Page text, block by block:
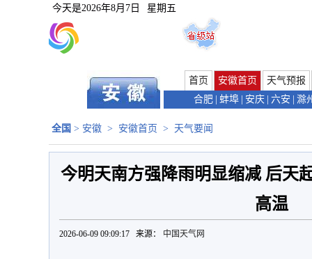
今天是2026年8月7日 星期五
首页 安徽首页
天气预报
合肥 蚌埠 安庆 六安 滁
全国 > 安徽 > 安徽首页 > 天气要闻
今明天南方强降雨明显缩减 后天
高温
2026-06-09 09:09:17 来源： 中国天气网